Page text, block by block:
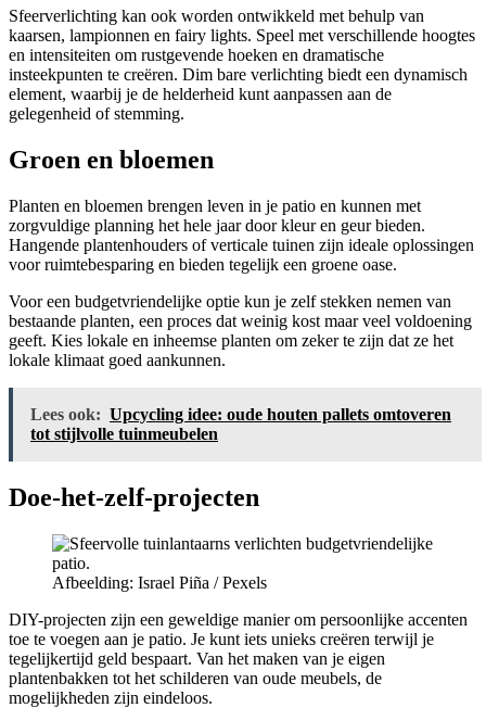
Sfeerverlichting kan ook worden ontwikkeld met behulp van
kaarsen, lampionnen en fairy lights. Speel met verschillende hoogtes
en intensiteiten om rustgevende hoeken en dramatische
insteekpunten te creëren. Dim bare verlichting biedt een dynamisch
element, waarbij je de helderheid kunt aanpassen aan de
gelegenheid of stemming.
Groen en bloemen
Planten en bloemen brengen leven in je patio en kunnen met
zorgvuldige planning het hele jaar door kleur en geur bieden.
Hangende plantenhouders of verticale tuinen zijn ideale oplossingen
voor ruimtebesparing en bieden tegelijk een groene oase.
Voor een budgetvriendelijke optie kun je zelf stekken nemen van
bestaande planten, een proces dat weinig kost maar veel voldoening
geeft. Kies lokale en inheemse planten om zeker te zijn dat ze het
lokale klimaat goed aankunnen.
Lees ook: Upcycling idee: oude houten pallets omtoveren
tot stijlvolle tuinmeubelen
Doe-het-zelf-projecten
Afbeelding: Israel Piña / Pexels
DIY-projecten zijn een geweldige manier om persoonlijke accenten
toe te voegen aan je patio. Je kunt iets unieks creëren terwijl je
tegelijkertijd geld bespaart. Van het maken van je eigen
plantenbakken tot het schilderen van oude meubels, de
mogelijkheden zijn eindeloos.